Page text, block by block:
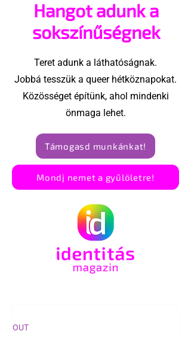
megvalósításában
Hangot adunk a
sokszínűségnek
Teret adunk a láthatóságnak.
Jobbá tesszük a queer hétköznapokat.
Közösséget építünk, ahol mindenki
önmaga lehet.
Támogasd munkánkat!
Mondj nemet a gyűlöletre!
OUT